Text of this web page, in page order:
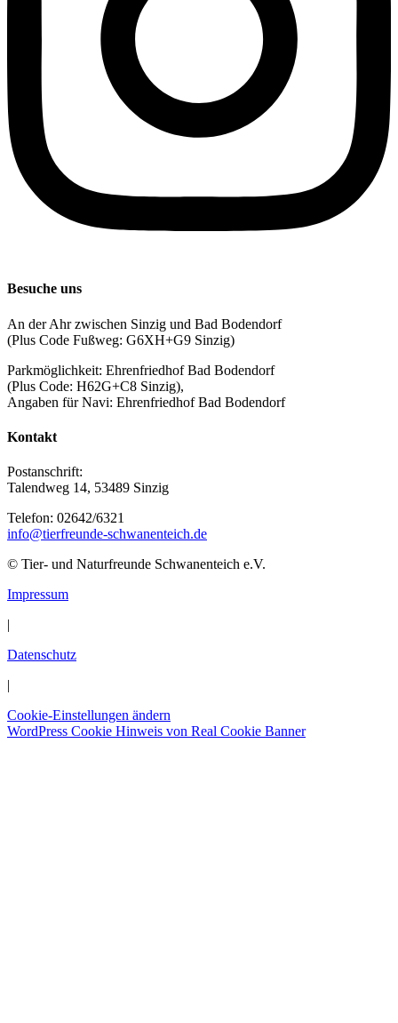
Besuche uns
An der Ahr zwischen Sinzig und Bad Bodendorf
(Plus Code Fußweg: G6XH+G9 Sinzig)
Parkmöglichkeit: Ehrenfriedhof Bad Bodendorf
(Plus Code: H62G+C8 Sinzig),
Angaben für Navi: Ehrenfriedhof Bad Bodendorf
Kontakt
Postanschrift:
Talendweg 14, 53489 Sinzig
Telefon: 02642/6321
info@tierfreunde-schwanenteich.de
© Tier- und Naturfreunde Schwanenteich e.V.
Impressum
|
Datenschutz
|
Cookie-Einstellungen ändern
Nach
WordPress Cookie Hinweis von Real Cookie Banner